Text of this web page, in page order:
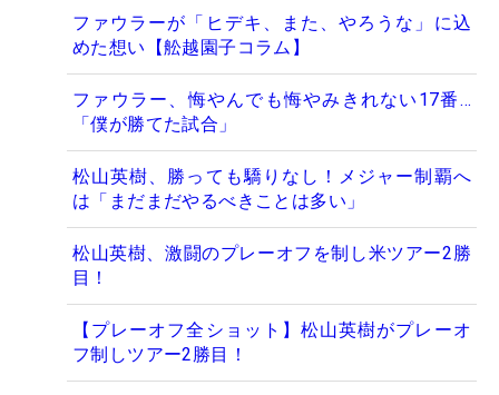
ファウラーが「ヒデキ、また、やろうな」に込
めた想い【舩越園子コラム】
ファウラー、悔やんでも悔やみきれない17番…
「僕が勝てた試合」
松山英樹、勝っても驕りなし！メジャー制覇へ
は「まだまだやるべきことは多い」
松山英樹、激闘のプレーオフを制し米ツアー2勝
目！
【プレーオフ全ショット】松山英樹がプレーオ
フ制しツアー2勝目！